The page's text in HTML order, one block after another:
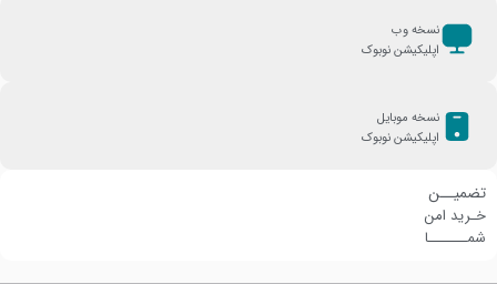
نسخه وب
اپلیکیشن نوبوک
نسخه موبایل
اپلیکیشن نوبوک
تضمیــن
خـرید امن
شمـــــــا